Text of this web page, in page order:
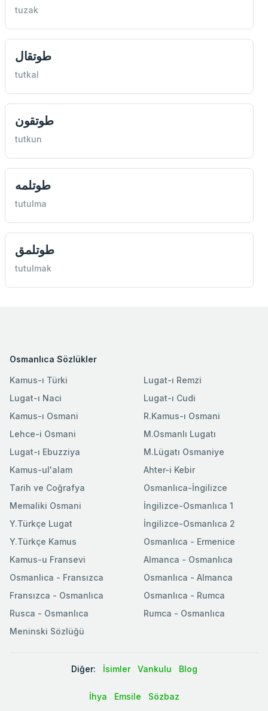
tuzak
طوتقال
tutkal
طوتقون
tutkun
طوتلمه
tutulma
طوتلمق
tutulmak
Osmanlıca Sözlükler
Kamus-ı Türki
Lugat-ı Naci
Kamus-ı Osmani
Lehce-i Osmani
Lugat-ı Ebuzziya
Lugat-ı Remzi
Lugat-ı Cudi
R.Kamus-ı Osmani
M.Osmanlı Lugatı
M.Lügatı Osmaniye
Kamus-ul'alam
Tarih ve Coğrafya
Memaliki Osmani
Y.Türkçe Lugat
Y.Türkçe Kamus
Ahter-i Kebir
Osmanlıca-İngilizce
İngilizce-Osmanlıca 1
İngilizce-Osmanlıca 2
Osmanlıca - Ermenice
Kamus-u Fransevi
Osmanlica - Fransızca
Fransızca - Osmanlıca
Rusca - Osmanlıca
Meninski Sözlüğü
Almanca - Osmanlıca
Osmanlıca - Almanca
Osmanlıca - Rumca
Rumca - Osmanlıca
Diğer: İsimler Vankulu Blog
İhya Emsile Sözbaz